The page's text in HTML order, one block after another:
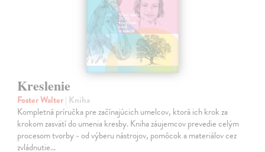
Kreslenie
Foster Walter| Kniha
Kompletná príručka pre začínajúcich umelcov, ktorá ich krok za
krokom zasvätí do umenia kresby. Kniha záujemcov prevedie celým
procesom tvorby - od výberu nástrojov, pomôcok a materiálov cez
zvládnutie…